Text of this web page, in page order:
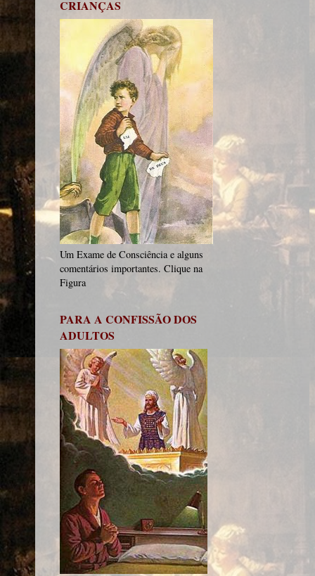
CRIANÇAS
Um Exame de Consciência e alguns
comentários importantes. Clique na
Figura
PARA A CONFISSÃO DOS
ADULTOS